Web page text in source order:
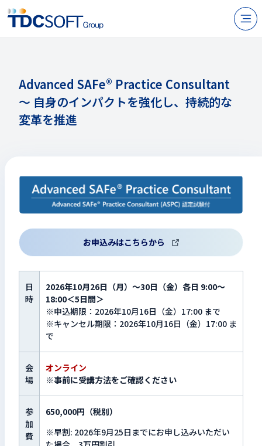
採用
IR情報
サステナビリティ
お問い合わせ
JP EN
Advanced SAFe® Practice Consultant
～ 自身のインパクトを強化し、持続的な
変革を推進
お申込みはこちらから
日
時
2026年10月26日（月）～30日（金）各日 9:00～
18:00＜5日間＞
※申込期限：2026年10月16日（金）17:00 まで
※キャンセル期限：2026年10月16日（金）17:00 ま
で
会
場
オンライン
※事前に受講方法をご確認ください
参
加
費
650,000円（税別）
※早割: 2026年9月25日までにお申し込みいただい